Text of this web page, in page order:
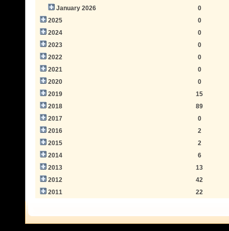
January 2026
0
2025
0
2024
0
2023
0
2022
0
2021
0
2020
0
2019
15
2018
89
2017
0
2016
2
2015
2
2014
6
2013
13
2012
42
2011
22